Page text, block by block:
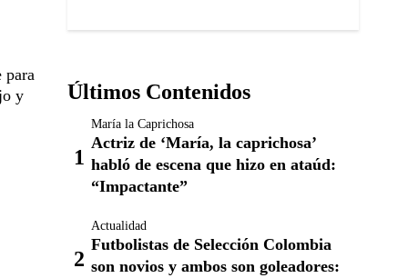
para
y
Últimos Contenidos
María la Caprichosa
Actriz de ‘María, la caprichosa’
habló de escena que hizo en ataúd:
“Impactante”
Actualidad
Futbolistas de Selección Colombia
son novios y ambos son goleadores: